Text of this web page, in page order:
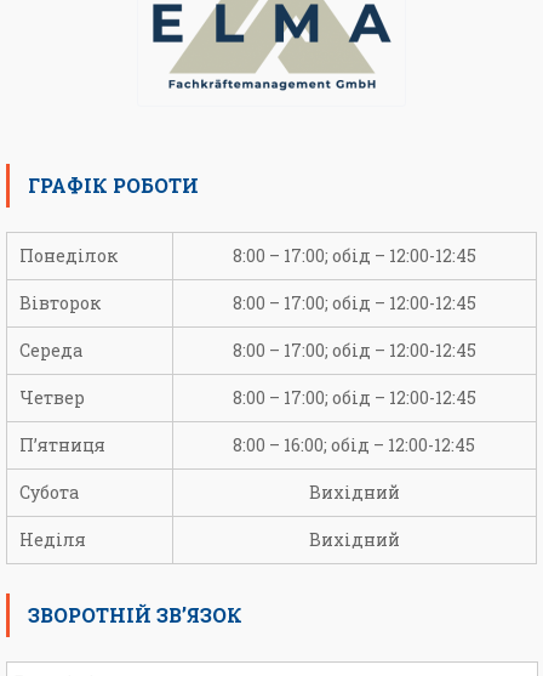
ГРАФІК РОБОТИ
Понеділок 8:00 – 17:00; обід – 12:00-12:45
Вівторок 8:00 – 17:00; обід – 12:00-12:45
Середа 8:00 – 17:00; обід – 12:00-12:45
Четвер 8:00 – 17:00; обід – 12:00-12:45
П’ятниця 8:00 – 16:00; обід – 12:00-12:45
Субота Вихідний
Неділя Вихідний
ЗВОРОТНІЙ ЗВ’ЯЗОК